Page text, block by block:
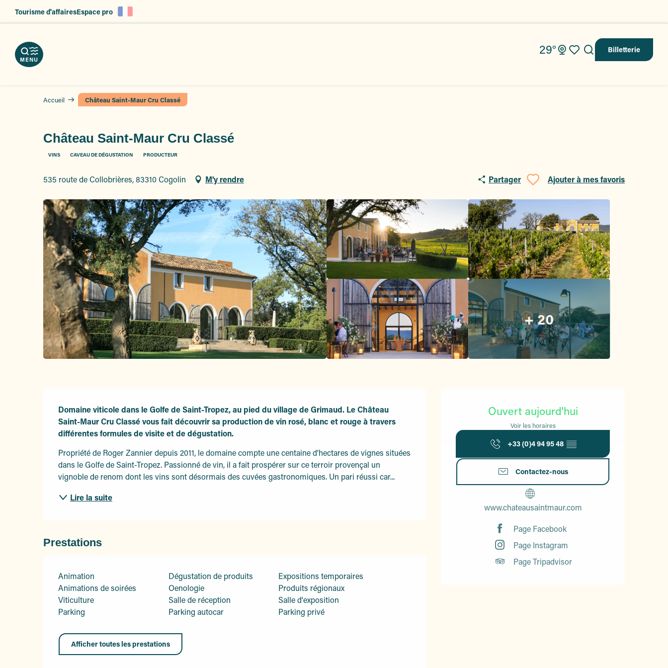
principal
29° Billetterie
Voir les favoris
Recherche
Tourisme d'affairesEspace pro
MENU
Accueil Château Saint-Maur Cru Classé
Château Saint-Maur Cru Classé
VINS CAVEAU DE DÉGUSTATION PRODUCTEUR
535 route de Collobrières, 83310 Cogolin M'y rendre Partager
Ajouter aux
Ajouter à mes favoris
+ 20
Ouvert aujourd'hui
Voir les horaires
+33 (0)4 94 95 48 ▒▒
Contactez-nous
www.chateausaintmaur.com
Page Facebook
Page Instagram
Page Tripadvisor
Domaine viticole dans le Golfe de Saint-Tropez, au pied du village de Grimaud. Le Château
Saint-Maur Cru Classé vous fait découvrir sa production de vin rosé, blanc et rouge à travers
différentes formules de visite et de dégustation.
Propriété de Roger Zannier depuis 2011, le domaine compte une centaine d'hectares de vignes situées
dans le Golfe de Saint-Tropez. Passionné de vin, il a fait prospérer sur ce terroir provençal un
vignoble de renom dont les vins sont désormais des cuvées gastronomiques. Un pari réussi car...
Lire la suite
Prestations
Animation Dégustation de produits
Expositions temporaires
Animations de soirées
Oenologie
Produits régionaux
Viticulture
Salle de réception
Salle d'exposition
Parking
Parking autocar Parking privé
Afficher toutes les prestations